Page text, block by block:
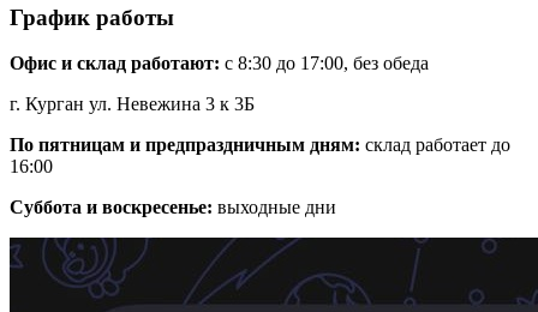
График работы
Офис и склад работают: с 8:30 до 17:00, без обеда
г. Курган ул. Невежина 3 к 3Б
По пятницам и предпраздничным дням: склад работает до
16:00
Суббота и воскресенье: выходные дни